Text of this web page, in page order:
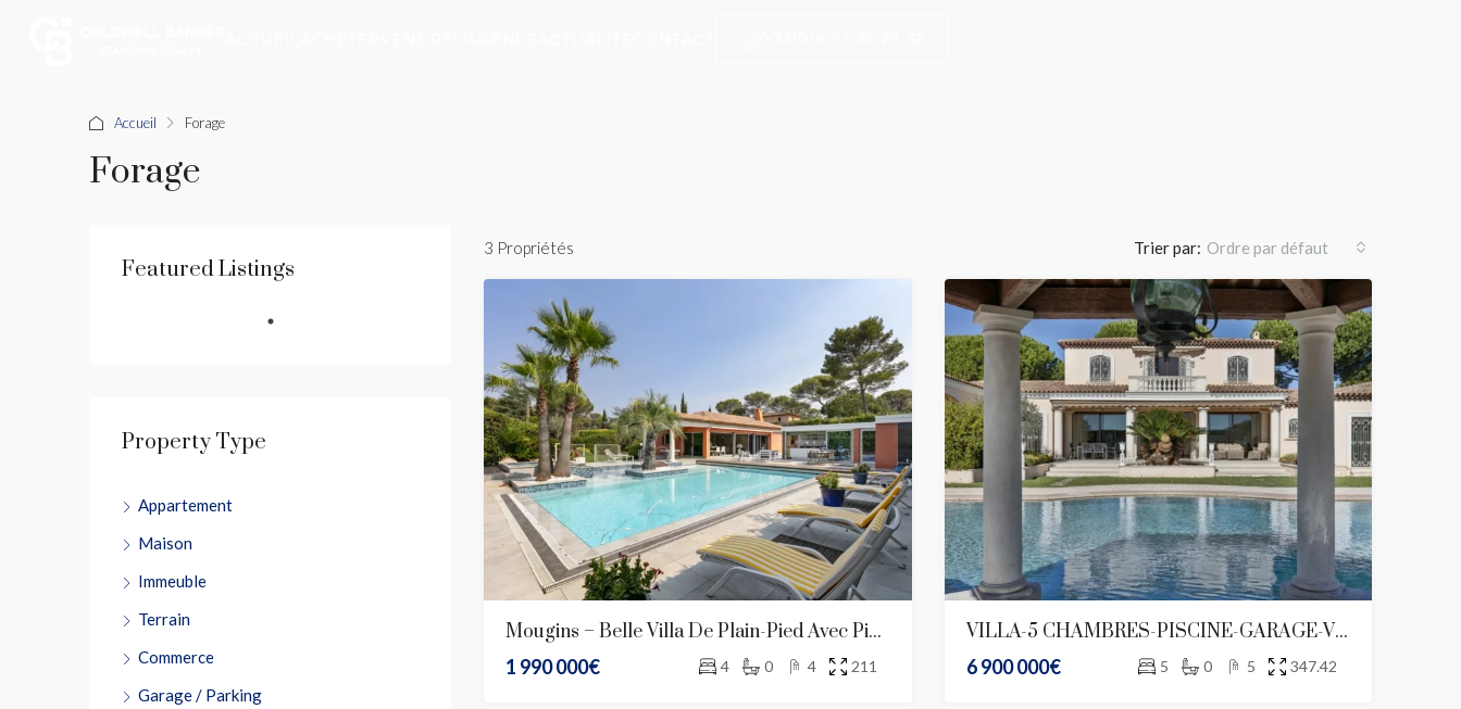
Accueil Forage
Forage
3 Propriétés Trier par: Ordre par défaut
Mougins – Belle Villa De Plain-Pied Avec Piscine
1 990 000€
4 0 4 211
VILLA-5 CHAMBRES-PISCINE-GARAGE-VUE MER-DOMAINE PRIVE
6 900 000€
5 0 5 347.42
Featured Listings
Property Type
Appartement
Maison
Immeuble
Terrain
Commerce
Garage / Parking